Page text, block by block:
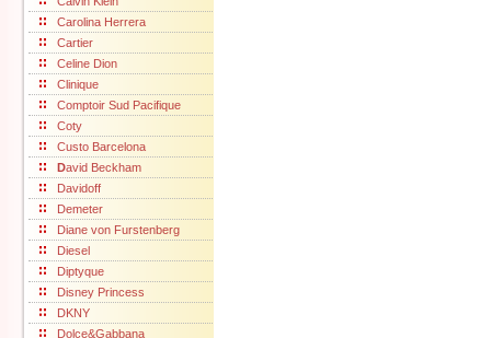
Carolina Herrera
Cartier
Celine Dion
Clinique
Comptoir Sud Pacifique
Coty
Custo Barcelona
David Beckham
Davidoff
Demeter
Diane von Furstenberg
Diesel
Diptyque
Disney Princess
DKNY
Dolce&Gabbana